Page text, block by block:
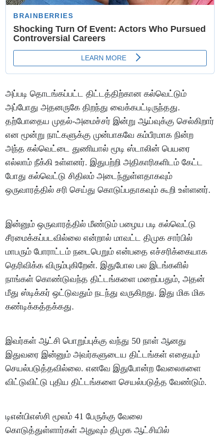
அப்படி தொடங்கப்பட்ட திட்டத்திற்கான கல்வெட்டும்
அப்போது அதனருகே திறந்து வைக்கபட்டிருந்தது.
தற்போதைய முதல்-அமைச்சர் இன்று ஆய்வுக்கு செல்கிறார்
என மூன்று நாட்களுக்கு முன்பாகவே கம்பீரமாக நின்ற
அந்த கல்வெட்டை துணியால் மூடி ஸ்டாலின் பெயரை
எல்லாம் நீக்கி உள்ளனர். இதுபற்றி அதிகாரிகளிடம் கேட்ட
போது கல்வெட்டு சிதிலம் அடைந்துள்ளதாகவும்
ஒருவாரத்தில் சரி செய்து கொடுப்பதாகவும் கூறி உள்ளனர்.
இன்னும் ஒருவாரத்தில் மீண்டும் பழைய படி கல்வெட்டு
சீரமைக்கப்படவில்லை என்றால் மாவட்ட திமுக சார்பில்
மாபரும் போராட்டம் நடைபெறும் என்பதை எச்சரிக்கையாக
தெரிவிக்க விரும்புகிறேன். இதுபோல பல இடங்களில்
நாங்கள் கொண்டுவந்த திட்டங்களை மறைப்பதும், அதன்
மீது ஸ்டிக்கர் ஒட்டுவதும் நடந்து வருகிறது. இது மிக மிக
கண்டிக்கத்தக்கது.
இவர்கள் ஆட்சி பொறுப்புக்கு வந்து 50 நாள் ஆனது
இதுவரை இன்னும் அவர்களுடைய திட்டங்கள் எதையும்
செயல்படுத்தவில்லை. எனவே இதுபோன்ற வேலைகளை
விட்டுவிட்டு புதிய திட்டங்களை செயல்படுத்த வேண்டும்.
டிஎன்பிஎஸ்சி மூலம் 41 பேருக்கு வேலை
கொடுத்துள்ளார்கள் அதுவும் திமுக ஆட்சியில்